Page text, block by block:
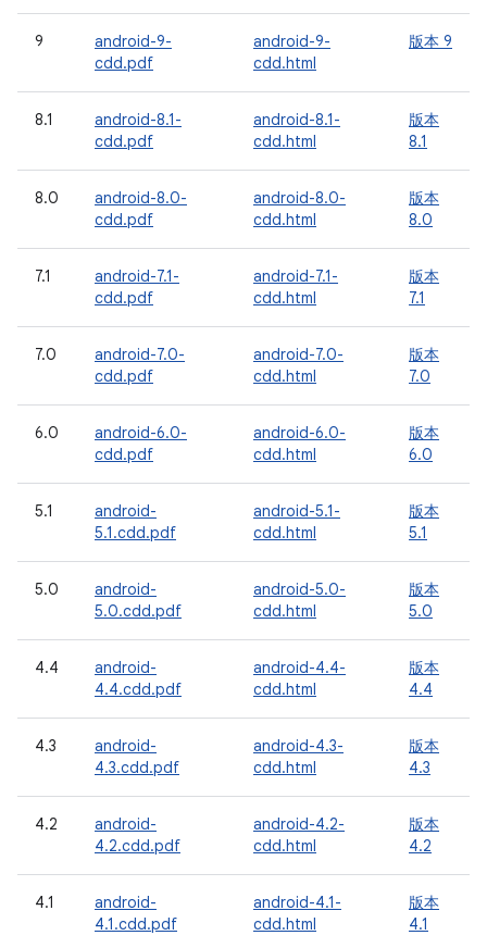
9
android-9-
cdd.pdf
android-9-
cdd.html
版本 9
8.1
android-8.1-
cdd.pdf
android-8.1-
cdd.html
版本
8.1
8.0
android-8.0-
cdd.pdf
android-8.0-
cdd.html
版本
8.0
7.1
android-7.1-
cdd.pdf
android-7.1-
cdd.html
版本
7.1
7.0
android-7.0-
cdd.pdf
android-7.0-
cdd.html
版本
7.0
6.0
android-6.0-
cdd.pdf
android-6.0-
cdd.html
版本
6.0
5.1
android-
5.1.cdd.pdf
android-5.1-
cdd.html
版本
5.1
5.0
android-
5.0.cdd.pdf
android-5.0-
cdd.html
版本
5.0
4.4
android-
4.4.cdd.pdf
android-4.4-
cdd.html
版本
4.4
4.3
android-
4.3.cdd.pdf
android-4.3-
cdd.html
版本
4.3
4.2
android-
4.2.cdd.pdf
android-4.2-
cdd.html
版本
4.2
4.1
android-
4.1.cdd.pdf
android-4.1-
cdd.html
版本
4.1